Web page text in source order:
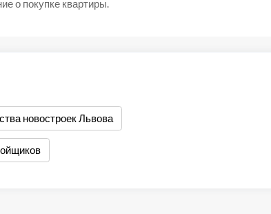
о покупке квартиры.
новостроек Львова